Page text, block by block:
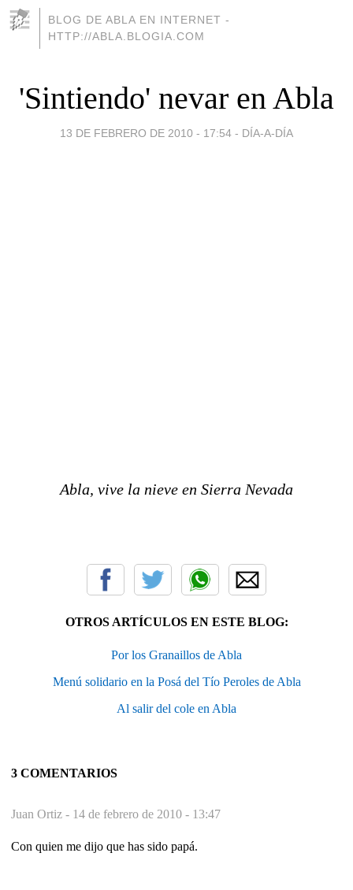
BLOG DE ABLA EN INTERNET -
HTTP://ABLA.BLOGIA.COM
'Sintiendo' nevar en Abla
13 DE FEBRERO DE 2010 - 17:54 - DÍA-A-DÍA
Abla, vive la nieve en Sierra Nevada
OTROS ARTÍCULOS EN ESTE BLOG:
Por los Granaillos de Abla
Menú solidario en la Posá del Tío Peroles de Abla
Al salir del cole en Abla
3 COMENTARIOS
Juan Ortiz - 14 de febrero de 2010 - 13:47
Con quien me dijo que has sido papá.